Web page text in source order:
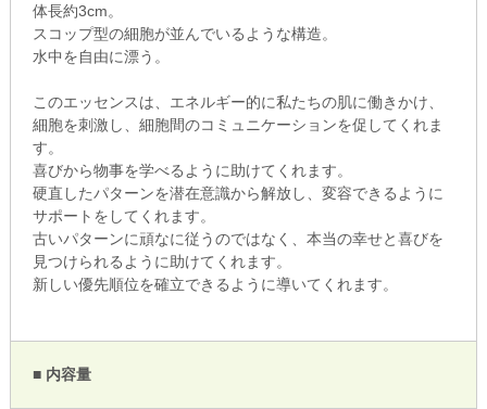
体長約3cm。
スコップ型の細胞が並んでいるような構造。
水中を自由に漂う。
このエッセンスは、エネルギー的に私たちの肌に働きかけ、
細胞を刺激し、細胞間のコミュニケーションを促してくれま
す。
喜びから物事を学べるように助けてくれます。
硬直したパターンを潜在意識から解放し、変容できるように
サポートをしてくれます。
古いパターンに頑なに従うのではなく、本当の幸せと喜びを
見つけられるように助けてくれます。
新しい優先順位を確立できるように導いてくれます。
■ 内容量